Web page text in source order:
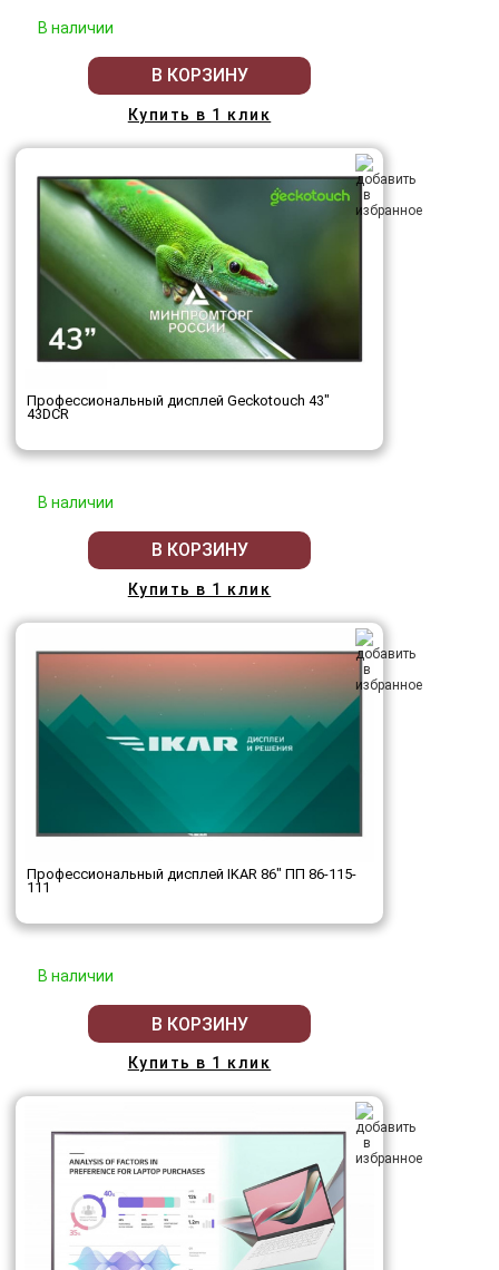
В наличии
В КОРЗИНУ
Купить в 1 клик
Профессиональный дисплей Geckotouch 43"
43DCR
В наличии
В КОРЗИНУ
Купить в 1 клик
Профессиональный дисплей IKAR 86" ПП 86-115-
111
В наличии
В КОРЗИНУ
Купить в 1 клик